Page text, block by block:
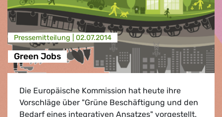
Presse­mitteilung | 02.07.2014
Green Jobs
Die Europäische Kommission hat heute ihre
Vorschläge über "Grüne Beschäftigung und den
Bedarf eines integrativen Ansatzes" vorgestellt.